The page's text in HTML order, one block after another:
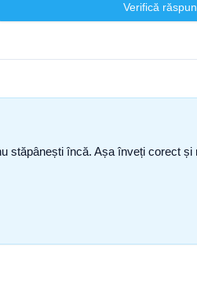
Verifică
stăpânești încă. Așa înveți corect